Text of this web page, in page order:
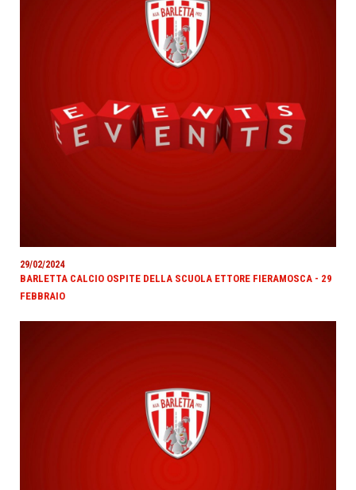
29/02/2024
BARLETTA CALCIO OSPITE DELLA SCUOLA ETTORE FIERAMOSCA - 29
FEBBRAIO